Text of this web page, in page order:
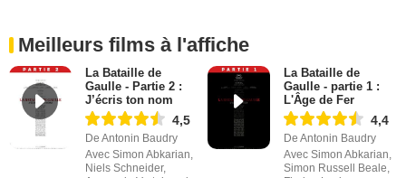
Meilleurs films à l'affiche
La Bataille de
Gaulle - Partie 2 :
J’écris ton nom
4,5
De Antonin Baudry
Avec Simon Abkarian,
Niels Schneider,
La Bataille de
Gaulle - partie 1 :
L'Âge de Fer
4,4
De Antonin Baudry
Avec Simon Abkarian,
Simon Russell Beale,